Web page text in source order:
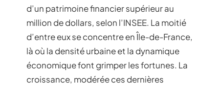
d’un patrimoine financier supérieur au
million de dollars, selon l’INSEE. La moitié
d’entre eux se concentre en Île-de-France,
là où la densité urbaine et la dynamique
économique font grimper les fortunes. La
croissance, modérée ces dernières